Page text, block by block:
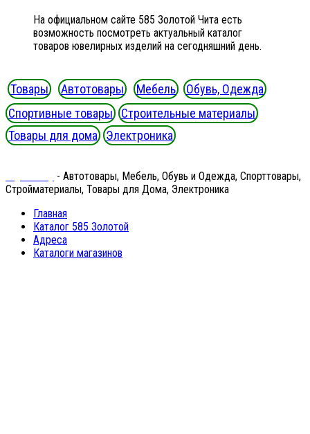
На официальном сайте 585 Золотой Чита есть
возможность посмотреть актуальный каталог
товаров ювелирных изделий на сегодняшний день.
Товары Автотовары Мебель
Обувь, Одежда
Спортивные товары
Строительные материалы
Товары для дома
Электроника
- Автотовары, Мебель, Обувь и Одежда, Спорттовары,
Стройматериалы, Товары для Дома, Электроника
Главная
Каталог 585 Золотой
Адреса
Каталоги магазинов